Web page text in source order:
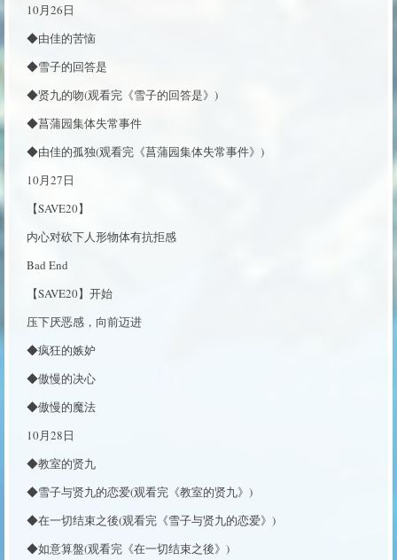
10月26日
◆由佳的苦恼
◆雪子的回答是
◆贤九的吻(观看完《雪子的回答是》)
◆菖蒲园集体失常事件
◆由佳的孤独(观看完《菖蒲园集体失常事件》)
10月27日
【SAVE20】
内心对砍下人形物体有抗拒感
Bad End
【SAVE20】开始
压下厌恶感，向前迈进
◆疯狂的嫉妒
◆傲慢的决心
◆傲慢的魔法
10月28日
◆教室的贤九
◆雪子与贤九的恋爱(观看完《教室的贤九》)
◆在一切结束之後(观看完《雪子与贤九的恋爱》)
◆如意算盤(观看完《在一切结束之後》)